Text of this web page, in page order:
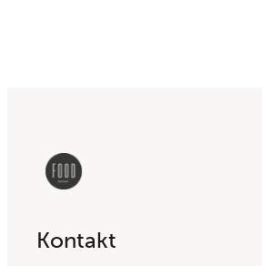
Kontakt